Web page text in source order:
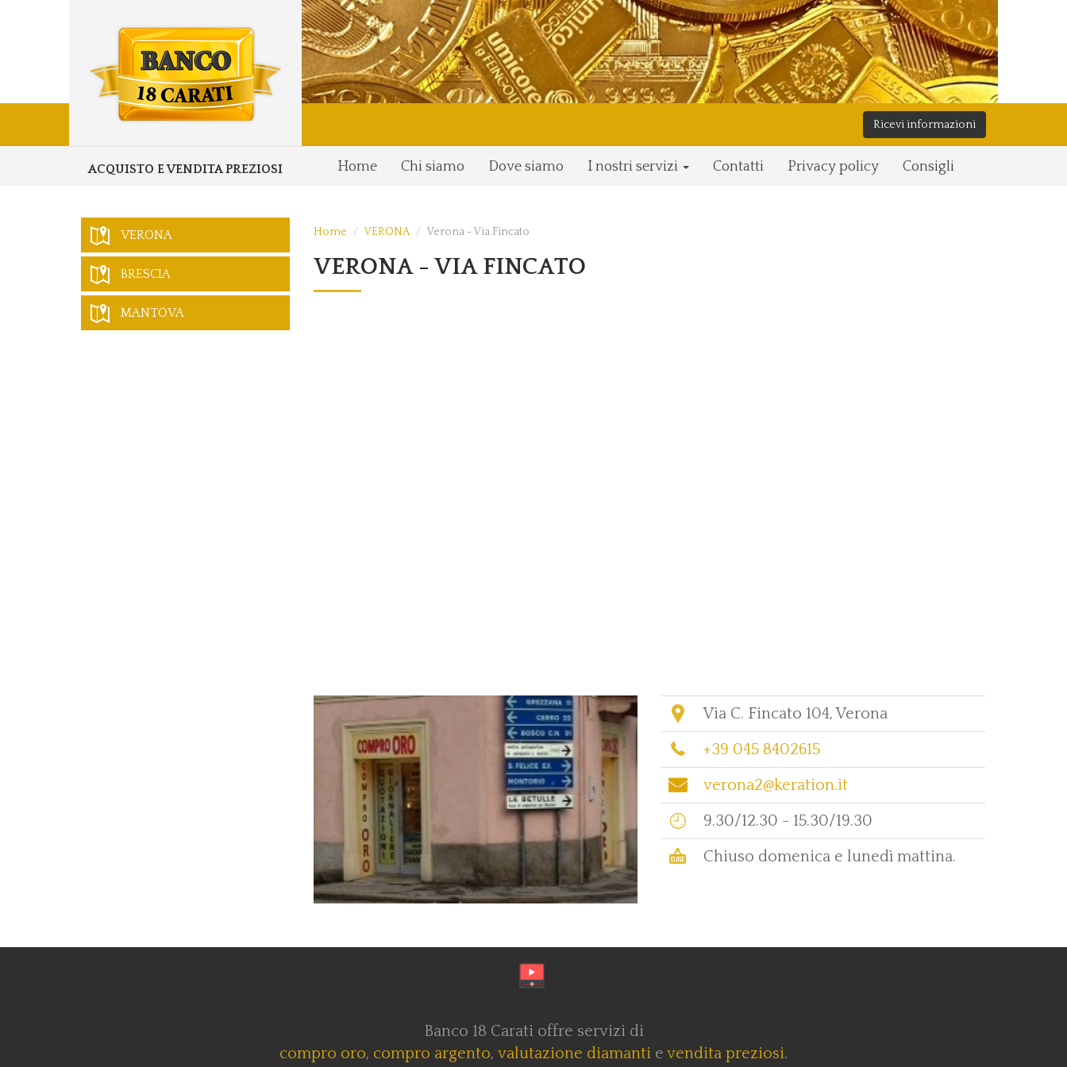
Ricevi informazioni
ACQUISTO E VENDITA PREZIOSI Home Chi siamo Dove siamo I nostri servizi Contatti Privacy policy Consigli
Home VERONA Verona - Via Fincato
VERONA - VIA FINCATO
Via C. Fincato 104, Verona
+39 045 8402615
verona2@keration.it
9.30/12.30 - 15.30/19.30
Chiuso domenica e lunedì mattina.
VERONA
BRESCIA
MANTOVA
Banco 18 Carati offre servizi di
compro oro, compro argento, valutazione diamanti e vendita preziosi.